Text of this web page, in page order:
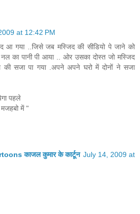
at 12:42 PM
आ गया ..जिसे जब मस्जिद की सीडियो पे जाने को
नल का पानी पी आया .. ओर उसका दोस्त जो मस्जिद
की सजा पा गया .अपने अपने घरो में दोनों ने सजा
पहले
मजहबो में "
काजल कुमार के कार्टून July 14, 2009 at